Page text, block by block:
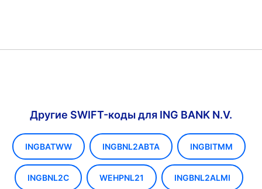
Другие SWIFT-коды для ING BANK N.V.
INGBATWW INGBNL2ABTA INGBITMM
INGBNL2C WEHPNL21 INGBNL2ALMI